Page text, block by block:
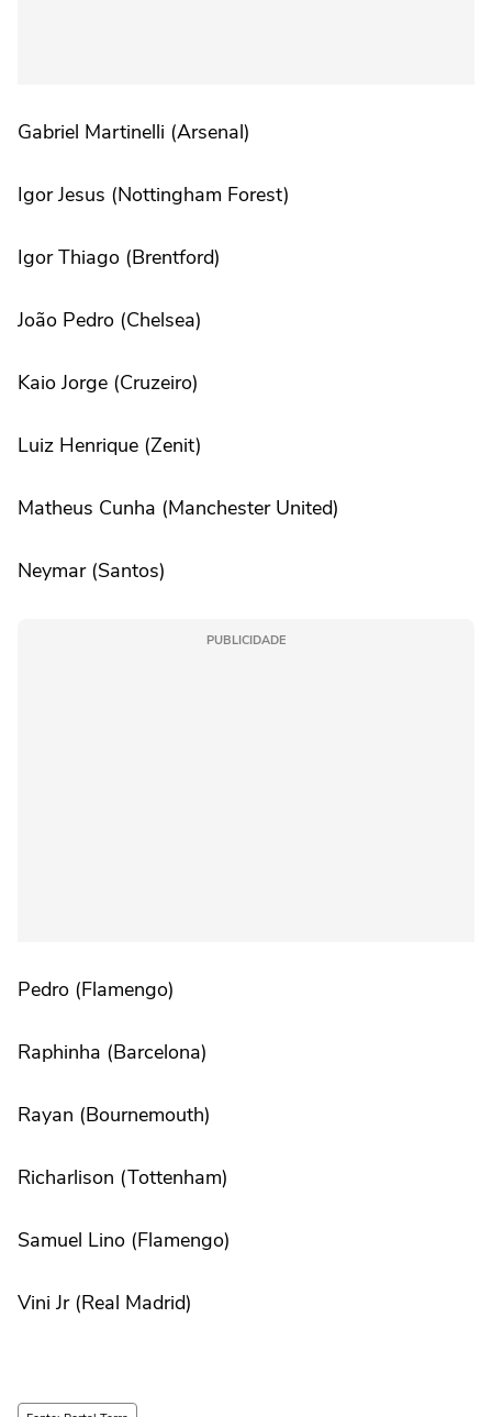
Gabriel Martinelli (Arsenal)
Igor Jesus (Nottingham Forest)
Igor Thiago (Brentford)
João Pedro (Chelsea)
Kaio Jorge (Cruzeiro)
Luiz Henrique (Zenit)
Matheus Cunha (Manchester United)
Neymar (Santos)
PUBLICIDADE
Pedro (Flamengo)
Raphinha (Barcelona)
Rayan (Bournemouth)
Richarlison (Tottenham)
Samuel Lino (Flamengo)
Vini Jr (Real Madrid)